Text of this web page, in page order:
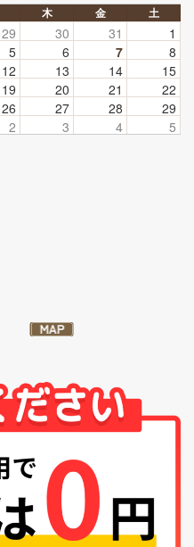
木 金 土
29 30 31
1
5 6 7
8
12 13 14
15
19 20 21
22
26 27 28
29
2 3 4 5